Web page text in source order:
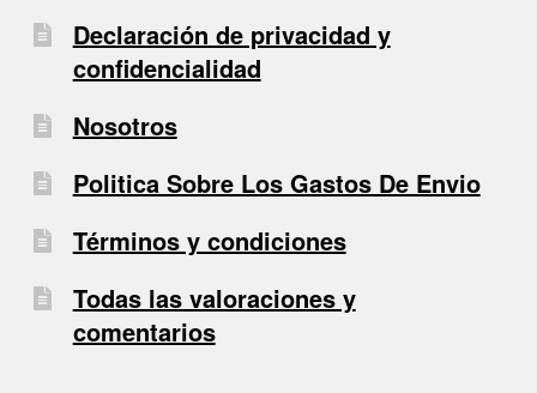
Declaración de privacidad y
confidencialidad
Nosotros
Politica Sobre Los Gastos De Envio
Términos y condiciones
Todas las valoraciones y
comentarios